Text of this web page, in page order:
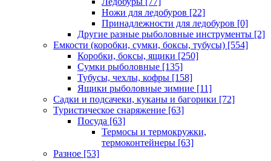
Ножи для ледобуров [22]
Принадлежности для ледобуров [0]
Другие разные рыболовные инструменты [2]
Емкости (коробки, сумки, боксы, тубусы) [554]
Коробки, боксы, ящики [250]
Сумки рыболовные [135]
Тубусы, чехлы, кофры [158]
Ящики рыболовные зимние [11]
Садки и подсачеки, куканы и багорики [72]
Туристическое снаряжение [63]
Посуда [63]
Термосы и термокружки,
термоконтейнеры [63]
Разное [53]